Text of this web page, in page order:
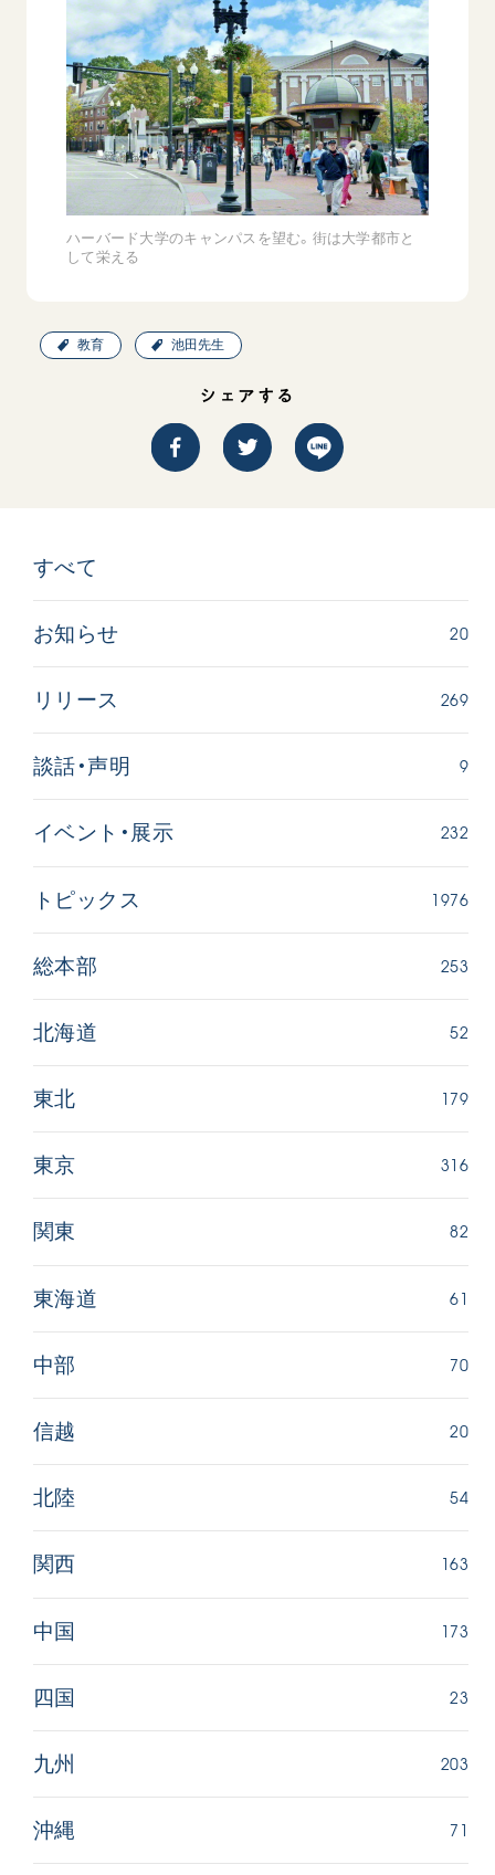
ハーバード大学のキャンパスを望む。街は大学都市と
して栄える
教育 池田先生
シェアする
すべて
お知らせ 20
リリース 269
談話・声明 9
イベント・展示 232
トピックス 1976
総本部 253
北海道 52
東北 179
東京 316
関東 82
東海道 61
中部 70
信越 20
北陸 54
関西 163
中国 173
四国 23
九州 203
沖縄 71